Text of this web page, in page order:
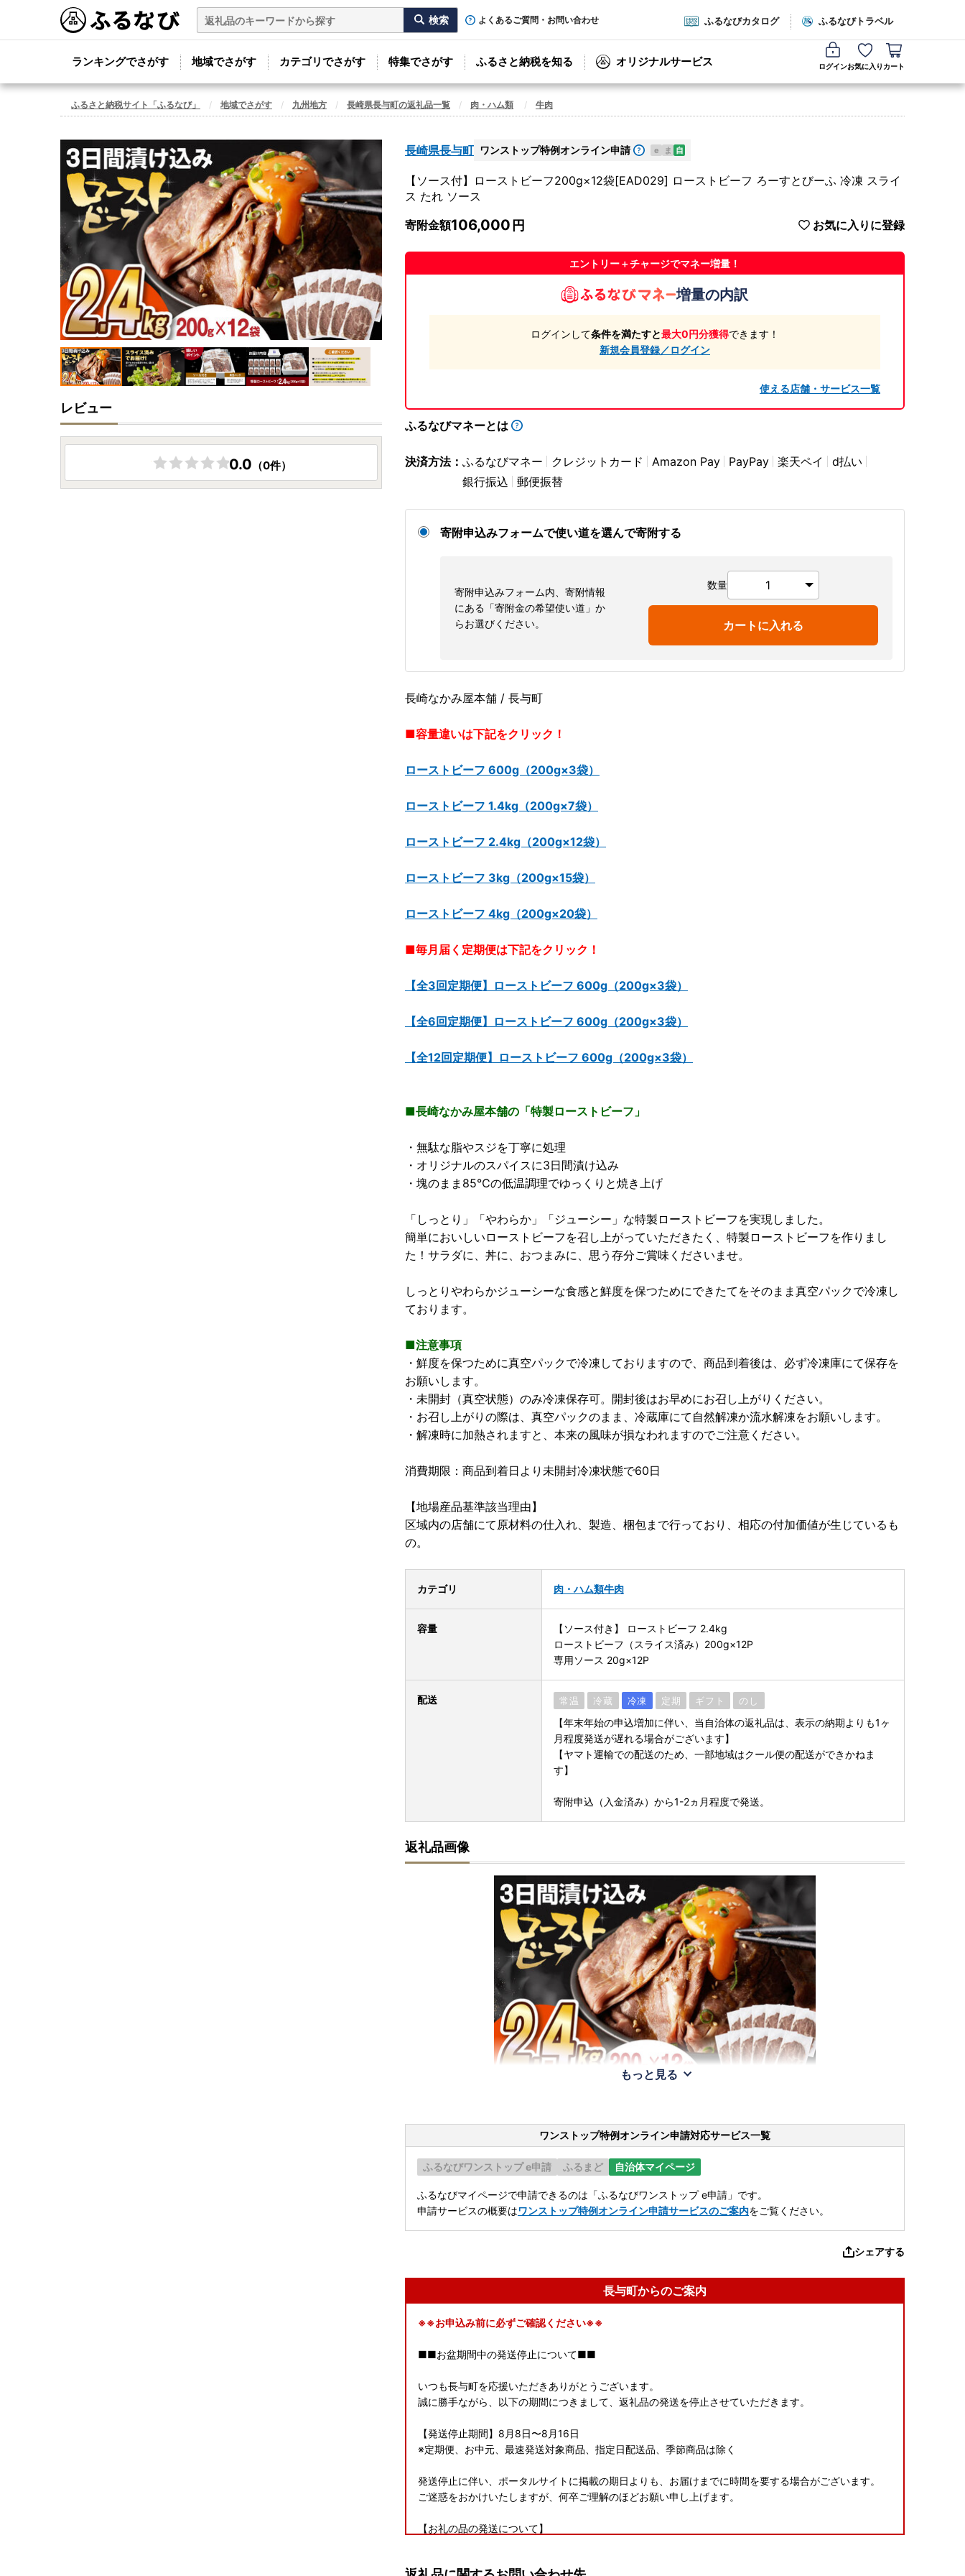
よくあるご質問・お問い合わせ ふるなびカタログ ふるなびトラベル
ランキングでさがす 地域でさがす カテゴリでさがす 特集でさがす ふるさと納税を知る オリジナルサービス ログインお気に入り カート
ふるさと納税サイト「ふるなび」 地域でさがす 九州地方 長崎県長与町の返礼品一覧 肉・ハム類 牛肉
長崎県長与町 ワンストップ特例オンライン申請 e ま 自
【ソース付】ローストビーフ200g×12袋[EAD029] ローストビーフ ろーすとびーふ 冷凍 スライ
ス たれ ソース
寄附金額106,000 お気に入りに登録
エントリー＋チャージでマネー増量！
増量の内訳
ログインして条件を満たすと最大0円分獲得できます！
新規会員登録／ログイン
使える店舗・サービス一覧
ふるなびマネーとは
決済方法： ふるなびマネー クレジットカード Amazon Pay PayPay 楽天ペイ
d払い
銀行振込
郵便振替
寄附申込みフォームで使い道を選んで寄附する
寄附申込みフォーム内、寄附情報
にある「寄附金の希望使い道」か
らお選びください。
数量
カートに入れる
長崎なかみ屋本舗 / 長与町
■容量違いは下記をクリック！
ローストビーフ 600g（200g×3袋）
ローストビーフ 1.4kg（200g×7袋）
ローストビーフ 2.4kg（200g×12袋）
ローストビーフ 3kg（200g×15袋）
ローストビーフ 4kg（200g×20袋）
■毎月届く定期便は下記をクリック！
【全3回定期便】ローストビーフ 600g（200g×3袋）
【全6回定期便】ローストビーフ 600g（200g×3袋）
【全12回定期便】ローストビーフ 600g（200g×3袋）
■長崎なかみ屋本舗の「特製ローストビーフ」
・無駄な脂やスジを丁寧に処理
・オリジナルのスパイスに3日間漬け込み
・塊のまま85℃の低温調理でゆっくりと焼き上げ
「しっとり」「やわらか」「ジューシー」な特製ローストビーフを実現しました。
簡単においしいローストビーフを召し上がっていただきたく、特製ローストビーフを作りまし
た！サラダに、丼に、おつまみに、思う存分ご賞味くださいませ。
しっとりやわらかジューシーな食感と鮮度を保つためにできたてをそのまま真空パックで冷凍し
ております。
■注意事項
・鮮度を保つために真空パックで冷凍しておりますので、商品到着後は、必ず冷凍庫にて保存を
お願いします。
・未開封（真空状態）のみ冷凍保存可。開封後はお早めにお召し上がりください。
・お召し上がりの際は、真空パックのまま、冷蔵庫にて自然解凍か流水解凍をお願いします。
・解凍時に加熱されますと、本来の風味が損なわれますのでご注意ください。
消費期限：商品到着日より未開封冷凍状態で60日
【地場産品基準該当理由】
区域内の店舗にて原材料の仕入れ、製造、梱包まで行っており、相応の付加価値が生じているも
の。
カテゴリ 肉・ハム類牛肉
容量
【ソース付き】 ローストビーフ 2.4kg
ローストビーフ（スライス済み）200g×12P
専用ソース 20g×12P
配送 常温 冷蔵 冷凍 定期 ギフト のし
【年末年始の申込増加に伴い、当自治体の返礼品は、表示の納期よりも1ヶ
月程度発送が遅れる場合がございます】
【ヤマト運輸での配送のため、一部地域はクール便の配送ができかねま
す】
寄附申込（入金済み）から1-2ヵ月程度で発送。
返礼品画像
もっと見る
ワンストップ特例オンライン申請対応サービス一覧
ふるなびワンストップ e申請 ふるまど 自治体マイページ
ふるなびマイページで申請できるのは「ふるなびワンストップ e申請」です。
申請サービスの概要はワンストップ特例オンライン申請サービスのご案内をご覧ください。
シェアする
長与町からのご案内
※※お申込み前に必ずご確認ください※※
■■お盆期間中の発送停止について■■
いつも長与町を応援いただきありがとうございます。
誠に勝手ながら、以下の期間につきまして、返礼品の発送を停止させていただきます。
【発送停止期間】8月8日〜8月16日
※定期便、お中元、最速発送対象商品、指定日配送品、季節商品は除く
発送停止に伴い、ポータルサイトに掲載の期日よりも、お届けまでに時間を要する場合がございます。
ご迷惑をおかけいたしますが、何卒ご理解のほどお願い申し上げます。
【お礼の品の発送について】
レビュー
0.0 （0件）